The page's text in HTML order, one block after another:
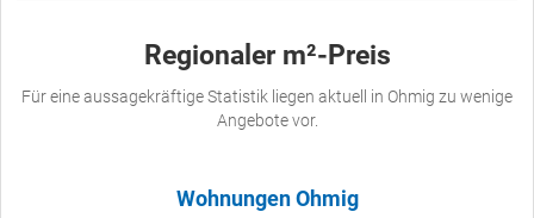
Regionaler m²-Preis
Für eine aussagekräftige Statistik liegen aktuell in Ohmig zu wenige
Angebote vor.
Wohnungen Ohmig